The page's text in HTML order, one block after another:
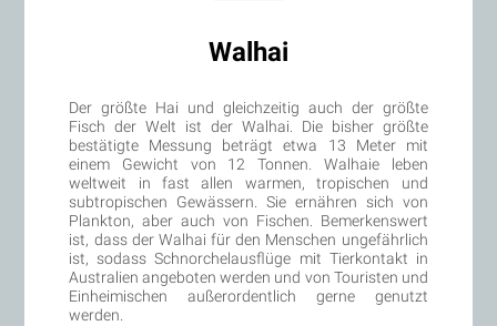
Walhai
Der größte Hai und gleichzeitig auch der größte
Fisch der Welt ist der Walhai. Die bisher größte
bestätigte Messung beträgt etwa 13 Meter mit
einem Gewicht von 12 Tonnen. Walhaie leben
weltweit in fast allen warmen, tropischen und
subtropischen Gewässern. Sie ernähren sich von
Plankton, aber auch von Fischen. Bemerkenswert
ist, dass der Walhai für den Menschen ungefährlich
ist, sodass Schnorchelausflüge mit Tierkontakt in
Australien angeboten werden und von Touristen und
Einheimischen außerordentlich gerne genutzt
werden.